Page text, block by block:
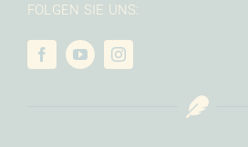
FOLGEN SIE UNS: